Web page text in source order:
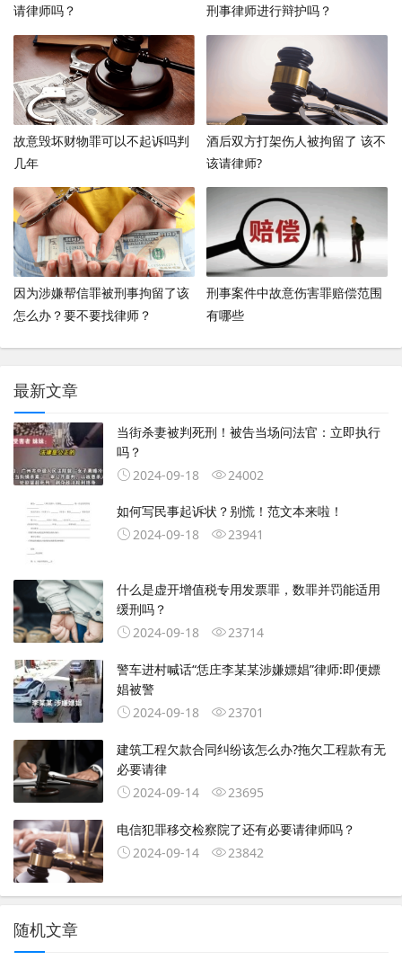
请律师吗？
刑事律师进行辩护吗？
故意毁坏财物罪可以不起诉吗判
几年
酒后双方打架伤人被拘留了 该不
该请律师?
因为涉嫌帮信罪被刑事拘留了该
怎么办？要不要找律师？
刑事案件中故意伤害罪赔偿范围
有哪些
最新文章
当街杀妻被判死刑！被告当场问法官：立即执行
吗？
2024-09-18
24002
如何写民事起诉状？别慌！范文本来啦！
2024-09-18
23941
什么是虚开增值税专用发票罪，数罪并罚能适用
缓刑吗？
2024-09-18
23714
警车进村喊话“恁庄李某某涉嫌嫖娼”律师:即便嫖
娼被警
2024-09-18
23701
建筑工程欠款合同纠纷该怎么办?拖欠工程款有无
必要请律
2024-09-14
23695
电信犯罪移交检察院了还有必要请律师吗？
2024-09-14
23842
随机文章